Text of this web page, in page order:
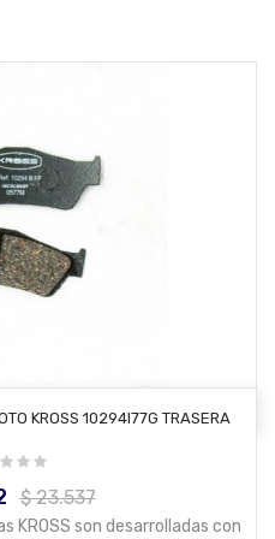
CARRITO
KROSS 10294I77G TRASERA
Precio
base
$ 23.537
KROSS son desarrolladas con